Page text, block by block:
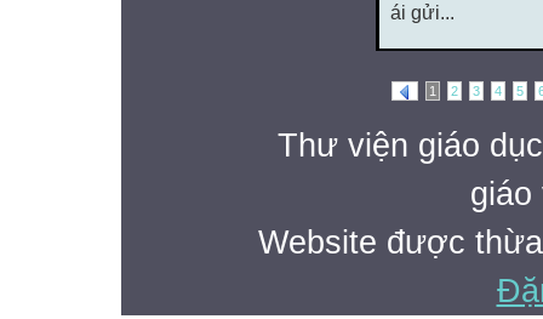
ái gửi...
1 2 3 4 5
Thư viện giáo
giáo
Website được